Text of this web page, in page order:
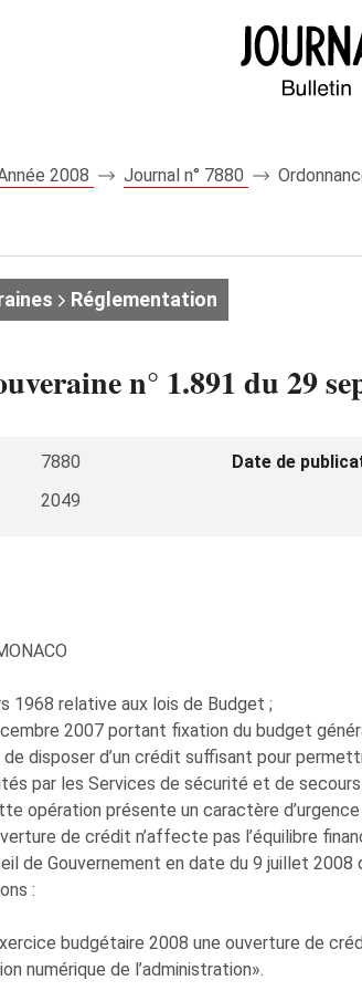
2008 Journal n° 7880
Réglementation
n° 1.891 du 29
7880 Date de
2049
1968 relative aux lois de Budget ;
2007 portant fixation du budget
de disposer d’un crédit suffisant pour
par les Services de sécurité et de
opération présente un caractère
de crédit n’affecte pas l’équilibre
de Gouvernement en date du 9 juillet
:
budgétaire 2008 une ouverture de
numérique de l’administration».